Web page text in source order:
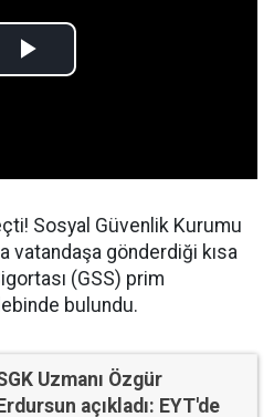
Sosyal Güvenlik Kurumu
vatandaşa gönderdiği kısa
(GSS) prim
bulundu.
Uzmanı Özgür
Erdursun açıkladı: EYT'de